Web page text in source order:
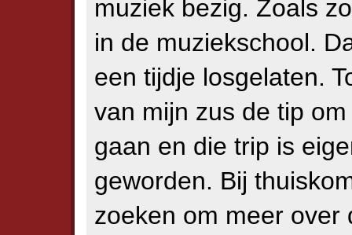
muziek bezig. Zoals
in de muziekschool.
een tijdje losgelaten.
van mijn zus de tip
gaan en die trip is
geworden. Bij
zoeken om meer over